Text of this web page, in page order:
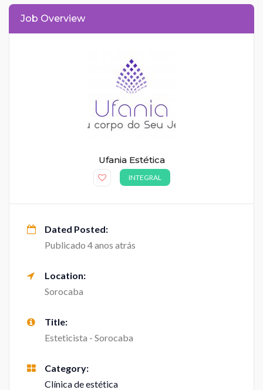
Job Overview
Ufania Estética
INTEGRAL
Dated Posted:
Publicado 4 anos atrás
Location:
Sorocaba
Title:
Esteticista - Sorocaba
Category:
Clínica de estética